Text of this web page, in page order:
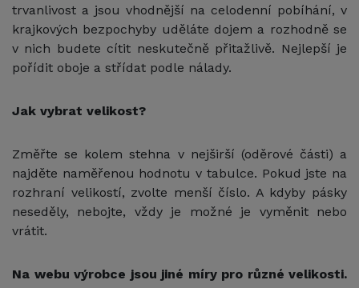
trvanlivost a jsou vhodnější na celodenní pobíhání, v
krajkových bezpochyby uděláte dojem a rozhodně se
v nich budete cítit neskutečně přitažlivě. Nejlepší je
pořídit oboje a střídat podle nálady.
Jak vybrat velikost?
Změřte se kolem stehna v nejširší (oděrové části) a
najděte naměřenou hodnotu v tabulce. Pokud jste na
rozhraní velikostí, zvolte menší číslo. A kdyby pásky
neseděly, nebojte, vždy je možné je vyměnit nebo
vrátit.
Na webu výrobce jsou jiné míry pro různé velikosti.